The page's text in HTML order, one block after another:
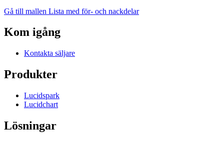
Gå till mallen Lista med för- och nackdelar
Kom igång
Kontakta säljare
Produkter
Lucidspark
Lucidchart
Lösningar